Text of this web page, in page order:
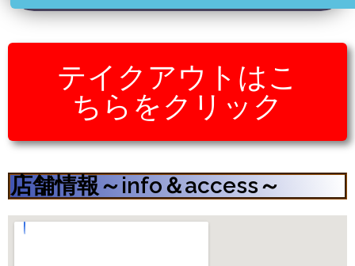
テイクアウトはこ
ちらをクリック
店舗情報～info＆access～